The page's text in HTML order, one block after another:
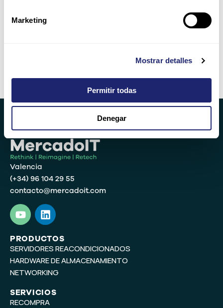
Marketing
Mostrar detalles
Permitir todas
Denegar
Alternative:
Valencia
(+34) 96 104 29 55
contacto@mercadoit.com
Y
o
u
t
u
b
e
L
i
n
k
e
d
i
PRODUCTOS
SERVIDORES REACONDICIONADOS
HARDWARE DE ALMACENAMIENTO
NETWORKING
SERVICIOS
RECOMPRA